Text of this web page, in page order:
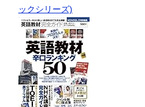
ックシリーズ)